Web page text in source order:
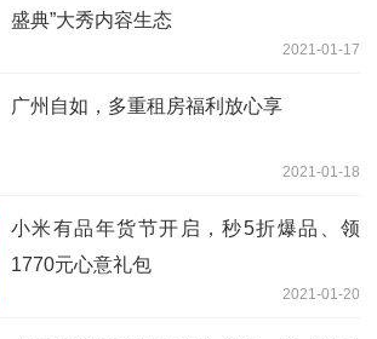
盛典”大秀内容生态
2021-01-17
广州自如，多重租房福利放心享
2021-01-18
小米有品年货节开启，秒5折爆品、领
1770元心意礼包
2021-01-20